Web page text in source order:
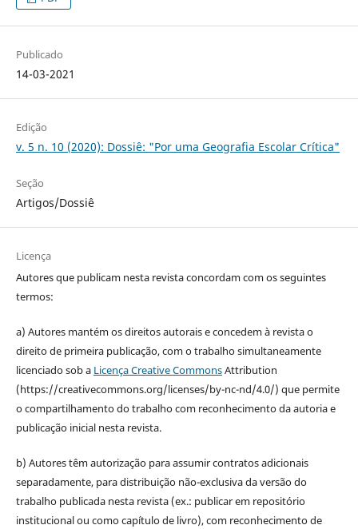
Publicado
14-03-2021
Edição
v. 5 n. 10 (2020): Dossiê: "Por uma Geografia Escolar Crítica"
Seção
Artigos/Dossiê
Licença
Autores que publicam nesta revista concordam com os seguintes
termos:
a) Autores mantém os direitos autorais e concedem à revista o
direito de primeira publicação, com o trabalho simultaneamente
licenciado sob a Licença Creative CommonsAttribution
(https://creativecommons.org/licenses/by-nc-nd/4.0/) que permite
o compartilhamento do trabalho com reconhecimento da autoria e
publicação inicial nesta revista.
b) Autores têm autorização para assumir contratos adicionais
separadamente, para distribuição não-exclusiva da versão do
trabalho publicada nesta revista (ex.: publicar em repositório
institucional ou como capítulo de livro), com reconhecimento de